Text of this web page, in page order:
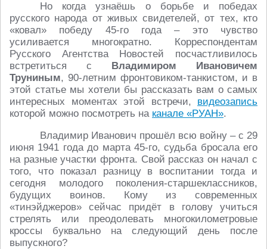
Но когда узнаёшь о борьбе и победах
русского народа от живых свидетелей, от тех, кто
«ковал» победу 45-го года – это чувство
усиливается многократно. Корреспондентам
Русского Агентства Новостей посчастливилось
встретиться с Владимиром Ивановичем
Труниным, 90-летним фронтовиком-танкистом, и в
этой статье мы хотели бы рассказать вам о самых
интересных моментах этой встречи, видеозапись
которой можно посмотреть на канале «РУАН».
Владимир Иванович прошёл всю войну – с 29
июня 1941 года до марта 45-го, судьба бросала его
на разные участки фронта. Свой рассказ он начал с
того, что показал разницу в воспитании тогда и
сегодня молодого поколения-старшеклассников,
будущих воинов. Кому из современных
«тинэйджеров» сейчас придёт в голову учиться
стрелять или преодолевать многокилометровые
кроссы буквально на следующий день после
выпускного?